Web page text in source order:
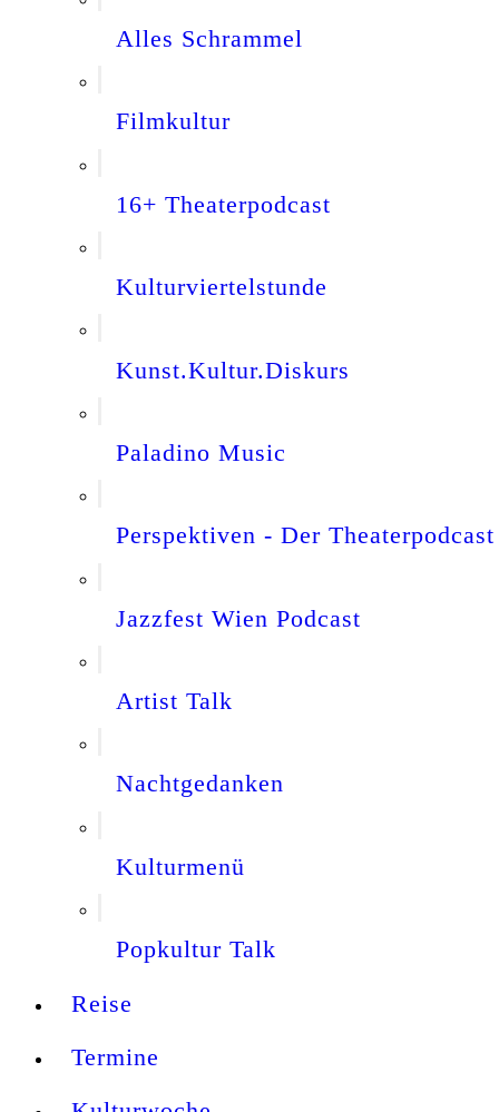
Alles Schrammel
Filmkultur
16+ Theaterpodcast
Kulturviertelstunde
Kunst.Kultur.Diskurs
Paladino Music
Perspektiven - Der Theaterpodcast
Jazzfest Wien Podcast
Artist Talk
Nachtgedanken
Kulturmenü
Popkultur Talk
Reise
Termine